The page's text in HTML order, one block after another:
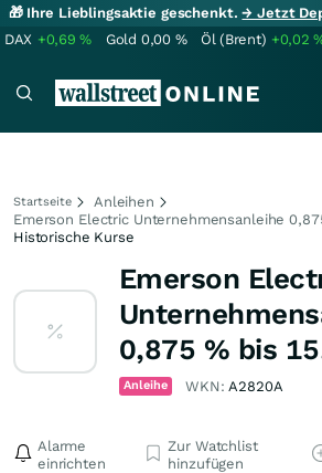
🎁 Ihre Lieblingsaktie geschenkt.→ Jetzt
DAX +0,69% Gold 0,00 % Öl (Brent) +0,02
Startseite
Anleihen
Emerson Electric Unternehmensanleihe
Historische Kurse
Emerson
0,875 % bis
Anleihe WKN:A2820A
Alarme
einrichten
Zur Watchlist
hinzufügen